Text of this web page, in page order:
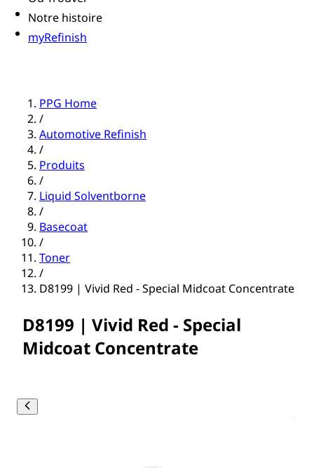
Notre histoire
myRefinish
PPG Home
/
Automotive Refinish
/
Produits
/
Liquid Solventborne
/
Basecoat
/
Toner
/
D8199 | Vivid Red - Special Midcoat Concentrate
D8199 | Vivid Red - Special
Midcoat Concentrate